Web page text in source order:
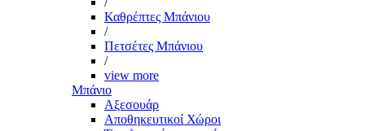
Καθρέπτες Μπάνιου
/
Πετσέτες Μπάνιου
/
view more
Μπάνιο
Αξεσουάρ
Αποθηκευτικοί Χώροι